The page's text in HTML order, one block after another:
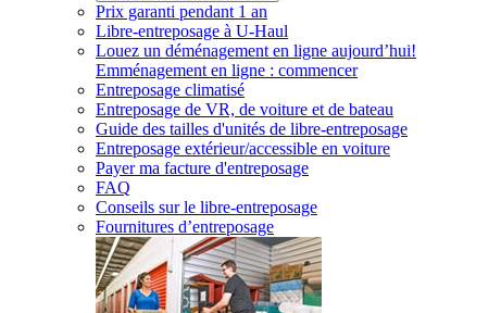
Prix garanti pendant 1 an
Libre-entreposage à U-Haul
Louez un déménagement en ligne aujourd’hui!
Emménagement en ligne : commencer
Entreposage climatisé
Entreposage de VR, de voiture et de bateau
Guide des tailles d'unités de libre-entreposage
Entreposage extérieur/accessible en voiture
Payer ma facture d'entreposage
FAQ
Conseils sur le libre-entreposage
Fournitures d’entreposage